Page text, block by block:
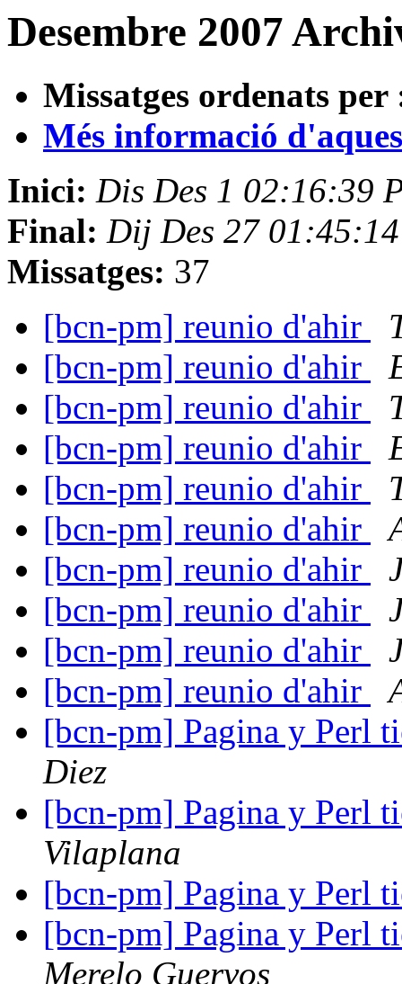
Desembre 2007
Missatges ordenats per
Més informació
Inici: Dis Des 1 02:16:39
Final: Dij Des 27
Missatges: 37
[bcn-pm] reunio d'ahir
[bcn-pm] reunio d'ahir
[bcn-pm] reunio d'ahir
[bcn-pm] reunio d'ahir
[bcn-pm] reunio d'ahir
[bcn-pm] reunio d'ahir
[bcn-pm] reunio d'ahir
[bcn-pm] reunio d'ahir
[bcn-pm] reunio d'ahir
[bcn-pm] reunio d'ahir
[bcn-pm] Pagina y Perl
Diez
[bcn-pm] Pagina y Perl
Vilaplana
[bcn-pm] Pagina y Perl
[bcn-pm] Pagina y Perl
Merelo Guervos